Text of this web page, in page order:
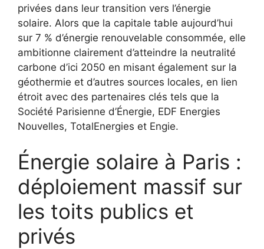
privées dans leur transition vers l’énergie
solaire. Alors que la capitale table aujourd’hui
sur 7 % d’énergie renouvelable consommée, elle
ambitionne clairement d’atteindre la neutralité
carbone d’ici 2050 en misant également sur la
géothermie et d’autres sources locales, en lien
étroit avec des partenaires clés tels que la
Société Parisienne d’Énergie, EDF Energies
Nouvelles, TotalEnergies et Engie.
Énergie solaire à Paris :
déploiement massif sur
les toits publics et
privés